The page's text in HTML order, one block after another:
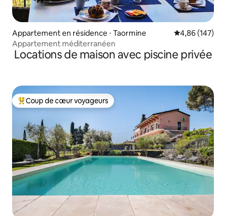
Appartement en résidence ⋅ Taormine Évaluation
4,86 (147)
Appartement méditerranéen
Locations de maison avec piscine privée
Coups de cœur voyageurs les plus appréciés
Coup de cœur voyageurs